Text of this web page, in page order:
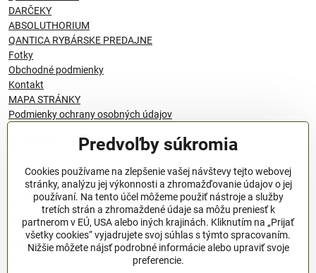
DARČEKY
ABSOLUTHORIUM
QANTICA RYBÁRSKE PREDAJNE
Fotky
Obchodné podmienky
Kontakt
MAPA STRÁNKY
Podmienky ochrany osobných údajov
© 1996 - 2024 QANTICA S.R.O
Podmienky ochrany osobných údajov
OBCHODNÉ PODMIENKY
Všeobecné nariadenie o bezpečnosti produktov (GPSR), Regulation
Predvoľby súkromia
Cookies používame na zlepšenie vašej návštevy tejto webovej
stránky, analýzu jej výkonnosti a zhromažďovanie údajov o jej
používaní. Na tento účel môžeme použiť nástroje a služby
tretích strán a zhromaždené údaje sa môžu preniesť k
partnerom v EÚ, USA alebo iných krajinách. Kliknutím na „Prijať
všetky cookies“ vyjadrujete svoj súhlas s týmto spracovaním.
Nižšie môžete nájsť podrobné informácie alebo upraviť svoje
preferencie.